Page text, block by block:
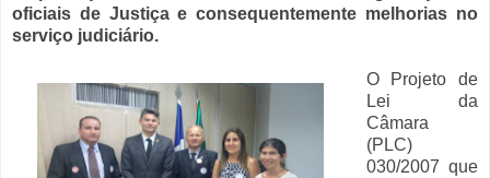
oficiais de Justiça e consequentemente melhorias no
serviço judiciário.
O Projeto de
Lei da
Câmara
(PLC)
030/2007 que